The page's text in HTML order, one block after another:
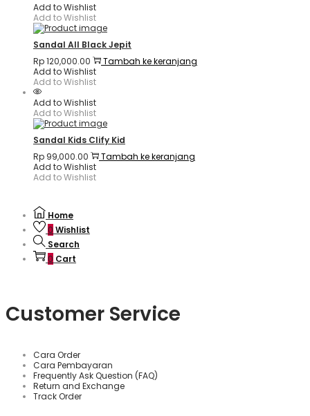
Add to Wishlist
Add to Wishlist
Sandal All Black Jepit
Rp120,000.00
Tambah ke keranjang
Add to Wishlist
Add to Wishlist
Add to Wishlist
Add to Wishlist
Sandal Kids Clify Kid
Rp 99,000.00
Tambah ke keranjang
Add to Wishlist
Add to Wishlist
Home
0 Wishlist
Search
0 Cart
Customer Service
Cara Order
Cara Pembayaran
Frequently Ask Question (FAQ)
Return and Exchange
Track Order